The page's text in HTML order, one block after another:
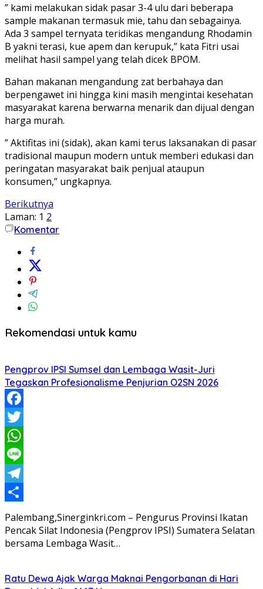
” kami melakukan sidak pasar 3-4 ulu dari beberapa
sample makanan termasuk mie, tahu dan sebagainya.
Ada 3 sampel ternyata teridikas mengandung Rhodamin
B yakni terasi, kue apem dan kerupuk,” kata Fitri usai
melihat hasil sampel yang telah dicek BPOM.
Bahan makanan mengandung zat berbahaya dan
berpengawet ini hingga kini masih mengintai kesehatan
masyarakat karena berwarna menarik dan dijual dengan
harga murah.
” Aktifitas ini (sidak), akan kami terus laksanakan di pasar
tradisional maupun modern untuk memberi edukasi dan
peringatan masyarakat baik penjual ataupun
konsumen,” ungkapnya.
Berikutnya
Laman: 1 2
Komentar
Rekomendasi untuk kamu
Pengprov IPSI Sumsel dan Lembaga Wasit-Juri
Tegaskan Profesionalisme Penjurian O2SN 2026
Facebook
Twitter
WhatsApp
Line
Telegram
Share
Palembang,Sinerginkri.com – Pengurus Provinsi Ikatan
Pencak Silat Indonesia (Pengprov IPSI) Sumatera Selatan
bersama Lembaga Wasit…
Ratu Dewa Ajak Warga Maknai Pengorbanan di Hari